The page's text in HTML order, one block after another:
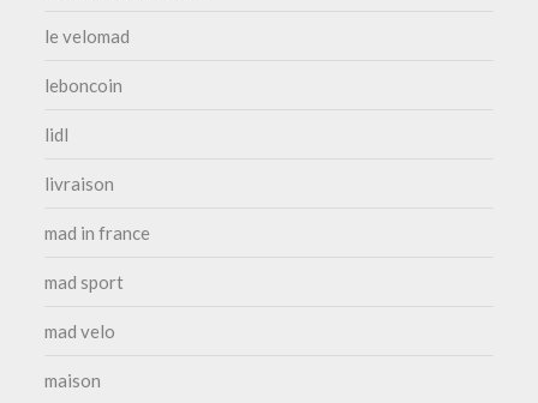
le velomad
leboncoin
lidl
livraison
mad in france
mad sport
mad velo
maison